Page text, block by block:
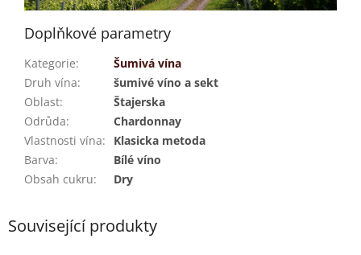
Doplňkové parametry
Kategorie:
Šumivá vína
Druh vína:
šumivé víno a sekt
Oblast:
Štajerska
Odrůda:
Chardonnay
Vlastnosti vína:
Klasicka metoda
Barva:
Bílé víno
Obsah cukru: Dry
Související produkty